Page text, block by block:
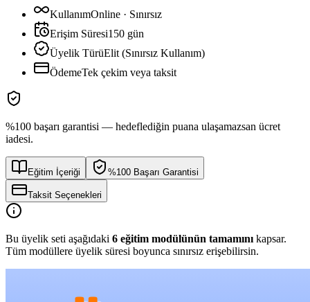
KullanımOnline · Sınırsız
Erişim Süresi150 gün
Üyelik TürüElit (Sınırsız Kullanım)
ÖdemeTek çekim veya taksit
%100 başarı garantisi — hedeflediğin puana ulaşamazsan ücret
iadesi.
Eğitim İçeriği %100 Başarı Garantisi
Taksit Seçenekleri
Bu üyelik seti aşağıdaki 6 eğitim modülünün tamamını kapsar.
Tüm modüllere üyelik süresi boyunca sınırsız erişebilirsin.